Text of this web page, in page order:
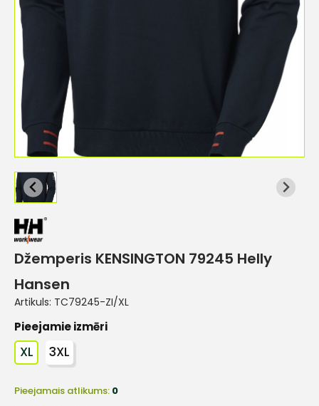
Džemperis KENSINGTON 79245 Helly
Hansen
Artikuls: TC79245-ZI/XL
Pieejamie izmēri
XL 3XL
Pieejamais atlikums: 0